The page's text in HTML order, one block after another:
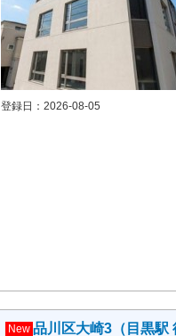
登録日：2026-08-05
New 品川区大崎3（目黒駅